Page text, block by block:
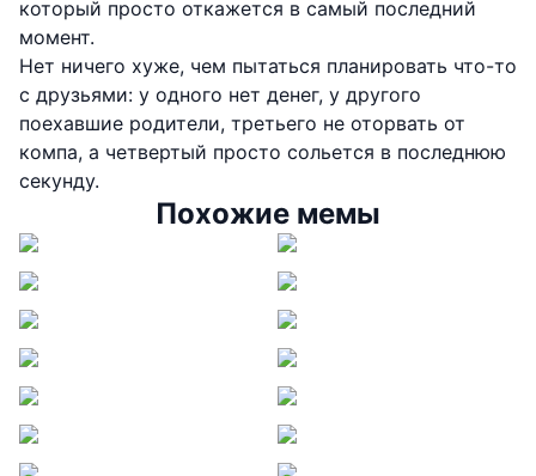
который просто откажется в самый последний
момент.
Нет ничего хуже, чем пытаться планировать что-то
с друзьями: у одного нет денег, у другого
поехавшие родители, третьего не оторвать от
компа, а четвертый просто сольется в последнюю
секунду.
Похожие мемы